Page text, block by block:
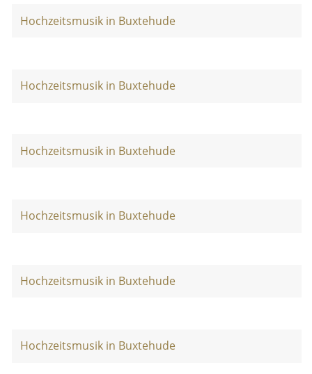
Hochzeitsmusik in Buxtehude
Hochzeitsmusik in Buxtehude
Hochzeitsmusik in Buxtehude
Hochzeitsmusik in Buxtehude
Hochzeitsmusik in Buxtehude
Hochzeitsmusik in Buxtehude